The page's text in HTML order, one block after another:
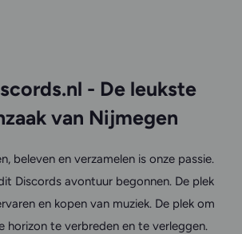
- De leukste
van Nijmegen
beleven en verzamelen is onze passie.
Discords avontuur begonnen. De plek
en kopen van muziek. De plek om
horizon te verbreden en te verleggen.